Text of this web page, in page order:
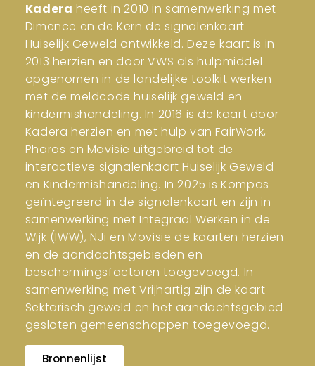
Kadera heeft in 2010 in samenwerking met
Dimence en de Kern de signalenkaart
Huiselijk Geweld ontwikkeld. Deze kaart is in
2013 herzien en door VWS als hulpmiddel
opgenomen in de landelijke toolkit werken
met de meldcode huiselijk geweld en
kindermishandeling. In 2016 is de kaart door
Kadera herzien en met hulp van FairWork,
Pharos en Movisie uitgebreid tot de
interactieve signalenkaart Huiselijk Geweld
en Kindermishandeling. In 2025 is Kompas
geïntegreerd in de signalenkaart en zijn in
samenwerking met Integraal Werken in de
Wijk (IWW), NJi en Movisie de kaarten herzien
en de aandachtsgebieden en
beschermingsfactoren toegevoegd. In
samenwerking met Vrijhartig zijn de kaart
Sektarisch geweld en het aandachtsgebied
gesloten gemeenschappen toegevoegd.
Bronnenlijst